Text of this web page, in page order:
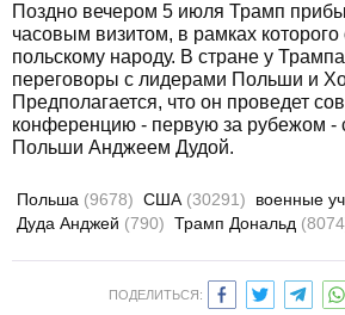
Поздно вечером 5 июля Трамп
часовым визитом, в рамках которого
польскому народу. В стране у
переговоры с лидерами Польши и
Предполагается, что он проведет
конференцию - первую за рубежом -
Польши Анджеем Дудой.
Польша (9678) США (30291) военные
Дуда Анджей (790) Трамп Дональд
ПОДЕЛИТЬСЯ: